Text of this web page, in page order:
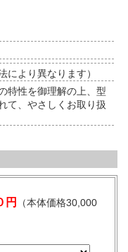
より異なります）
特性を御理解の上、型
て、やさしくお取り扱
円
（本体価格30,000